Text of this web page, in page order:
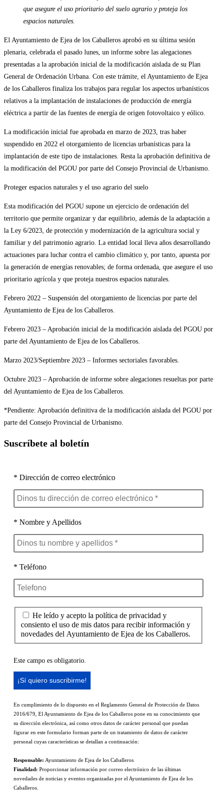
que asegure el uso prioritario del suelo agrario y proteja los
espacios naturales.
El Ayuntamiento de Ejea de los Caballeros aprobó en su última sesión
plenaria, celebrada el pasado lunes, un informe sobre las alegaciones
presentadas a la aprobación inicial de la modificación aislada de su Plan
General de Ordenación Urbana. Con este trámite, el Ayuntamiento de Ejea
de los Caballeros finaliza los trabajos para regular los aspectos urbanísticos
relativos a la implantación de instalaciones de producción de energía
eléctrica a partir de las fuentes de energía de origen fotovoltaico y eólico.
La modificación inicial fue aprobada en marzo de 2023, tras haber
suspendido en 2022 el otorgamiento de licencias urbanísticas para la
implantación de este tipo de instalaciones. Resta la aprobación definitiva de
la modificación del PGOU por parte del Consejo Provincial de Urbanismo.
Proteger espacios naturales y el uso agrario del suelo
Esta modificación del PGOU supone un ejercicio de ordenación del
territorio que permite organizar y dar equilibrio, además de la adaptación a
la Ley 6/2023, de protección y modernización de la agricultura social y
familiar y del patrimonio agrario. La entidad local lleva años desarrollando
actuaciones para luchar contra el cambio climático y, por tanto, apuesta por
la generación de energías renovables; de forma ordenada, que asegure el uso
prioritario agrícola y que proteja nuestros espacios naturales.
Febrero 2022 – Suspensión del otorgamiento de licencias por parte del
Ayuntamiento de Ejea de los Caballeros.
Febrero 2023 – Aprobación inicial de la modificación aislada del PGOU por
parte del Ayuntamiento de Ejea de los Caballeros.
Marzo 2023/Septiembre 2023 – Informes sectoriales favorables.
Octubre 2023 – Aprobación de informe sobre alegaciones resueltas por parte
del Ayuntamiento de Ejea de los Caballeros.
*Pendiente: Aprobación definitiva de la modificación aislada del PGOU por
parte del Consejo Provincial de Urbanismo.
Suscríbete al boletín
* Dirección de correo electrónico
* Nombre y Apellidos
* Teléfono
He leído y acepto la política de privacidad y
consiento el uso de mis datos para recibir información y
novedades del Ayuntamiento de Ejea de los Caballeros.
Este campo es obligatorio.
En cumplimiento de lo dispuesto en el Reglamento General de Protección de Datos
2016/679, El Ayuntamiento de Ejea de los Caballeros pone en su conocimiento que
su dirección electrónica, así como otros datos de carácter personal que puedan
figurar en este formulario forman parte de un tratamiento de datos de carácter
personal cuyas características se detallan a continuación:
Responsable: Ayuntamiento de Ejea de los Caballeros
Finalidad: Proporcionar información por correo electrónico de las últimas
novedades de noticias y eventos organizadas por el Ayuntamiento de Ejea de los
Caballeros.